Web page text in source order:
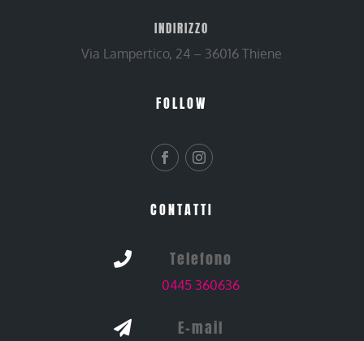
INDIRIZZO
Via Lampertico, 24 – 36016 Thiene
FOLLOW
CONTATTI
 Telefono
0445 360636
 E-mail